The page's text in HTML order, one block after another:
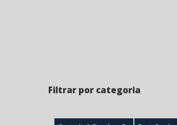
Filtrar por categoria